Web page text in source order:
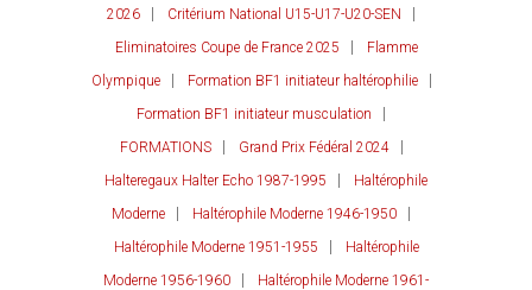
2026
Critérium National U15-U17-U20-SEN
Eliminatoires Coupe de France 2025
Flamme
Olympique
Formation BF1 initiateur haltérophilie
Formation BF1 initiateur musculation
FORMATIONS
Grand Prix Fédéral 2024
Halteregaux Halter Echo 1987-1995
Haltérophile
Moderne
Haltérophile Moderne 1946-1950
Haltérophile Moderne 1951-1955
Haltérophile
Moderne 1956-1960
Haltérophile Moderne 1961-